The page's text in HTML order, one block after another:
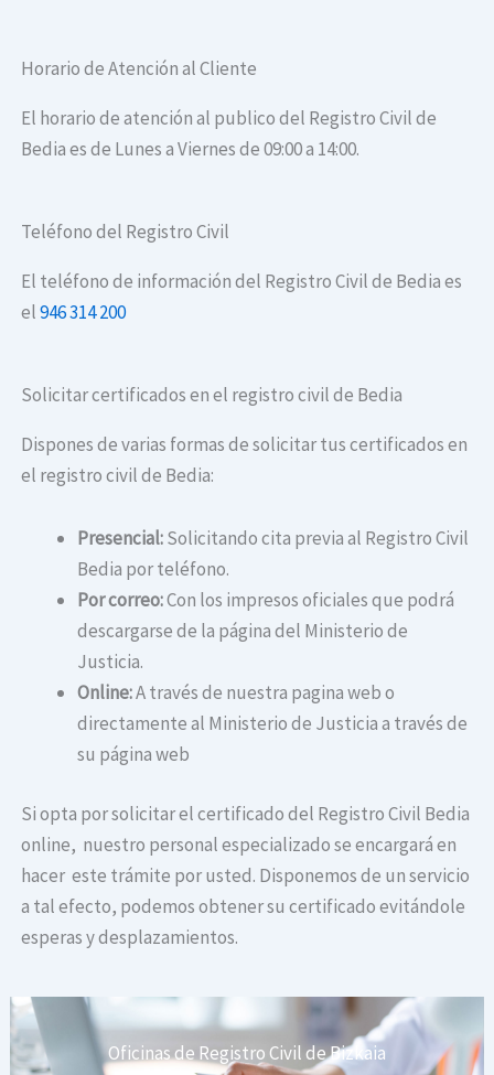
Horario de Atención al Cliente
El horario de atención al publico del Registro Civil de
Bedia es de Lunes a Viernes de 09:00 a 14:00.
Teléfono del Registro Civil
El teléfono de información del Registro Civil de Bedia es
el946 314 200
Solicitar certificados en el registro civil de Bedia
Dispones de varias formas de solicitar tus certificados en
el registro civil de Bedia:
Presencial:Solicitando cita previa al Registro Civil
Bedia por teléfono.
Por correo:Con los impresos oficiales que podrá
descargarse de la página del Ministerio de
Justicia.
Online:A través de nuestra pagina web o
directamente al Ministerio de Justicia a través de
su página web
Si opta por solicitar el certificado del Registro Civil Bedia
online, nuestro personal especializado se encargará en
hacer este trámite por usted. Disponemos de un servicio
a tal efecto, podemos obtener su certificado evitándole
esperas y desplazamientos.
Oficinas de Registro Civil de Bizkaia